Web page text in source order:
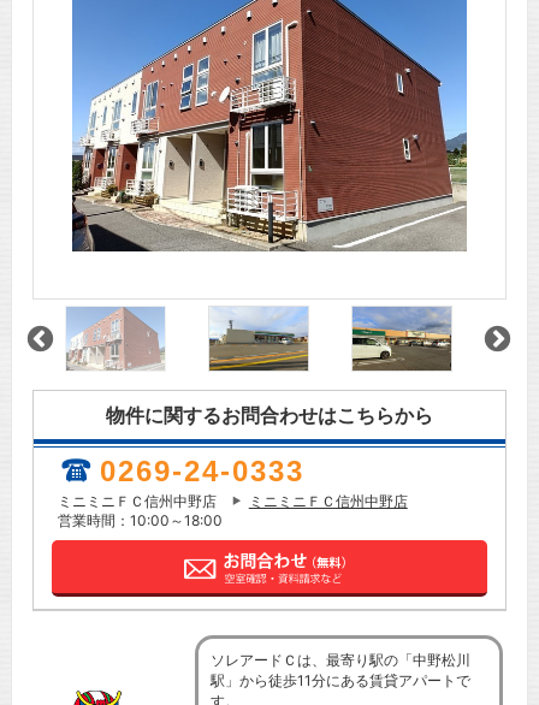
物件に関するお問合わせはこちらから
0269-24-0333
ミニミニＦＣ信州中野店
ミニミニＦＣ信州中野店
営業時間：10:00～18:00
ソレアードＣは、最寄り駅の「中野松川
駅」から徒歩11分にある賃貸アパートで
す。